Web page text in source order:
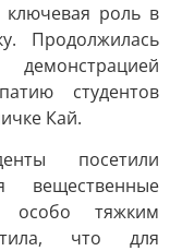
ключевая роль в
Продолжилась
студентов
Кай.
посетили
вещественные
особо тяжким
что для